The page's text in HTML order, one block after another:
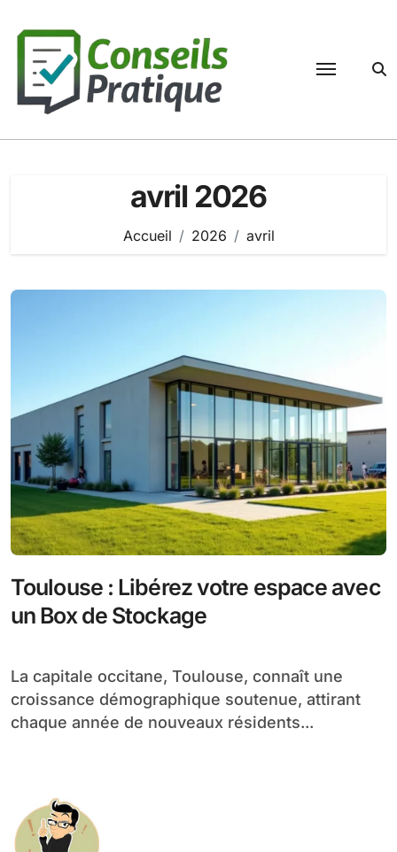
contenu
avril 2026
Accueil 2026 avril
Toulouse : Libérez votre espace avec
un Box de Stockage
La capitale occitane, Toulouse, connaît une
croissance démographique soutenue, attirant
chaque année de nouveaux résidents...